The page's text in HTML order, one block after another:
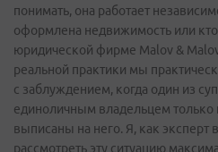
понимать, она работает
оформлена недвижимость или
юридической фирме Malov &
реальной практики мы
с заблуждением, когда один из
единоличным владельцем только
выписаны на него. Я, как эксперт
рассмотреть эту ситуацию